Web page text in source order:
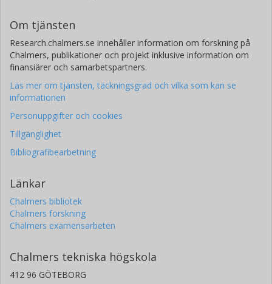
Om tjänsten
Research.chalmers.se innehåller information om forskning på
Chalmers, publikationer och projekt inklusive information om
finansiärer och samarbetspartners.
Läs mer om tjänsten, täckningsgrad och vilka som kan se
informationen
Personuppgifter och cookies
Tillgänglighet
Bibliografibearbetning
Länkar
Chalmers bibliotek
Chalmers forskning
Chalmers examensarbeten
Chalmers tekniska högskola
412 96 GÖTEBORG